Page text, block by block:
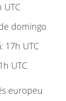
UTC
domingo
: 17h UTC
UTC
europeu